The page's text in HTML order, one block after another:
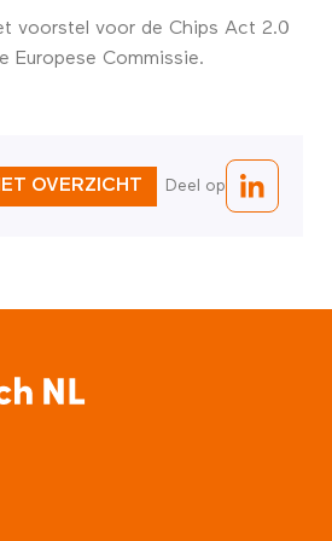
voorstel voor de Chips Act 2.0
Europese Commissie.
OVERZICHT Deel op